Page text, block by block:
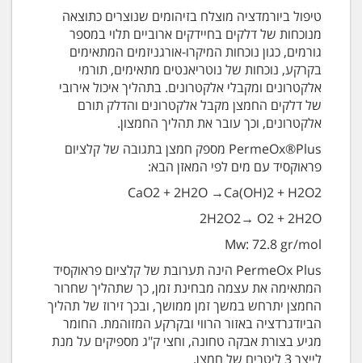
טיפול ביורמדציה מוצלח בזיהומים שנוצרים כתוצאה
מנוכחות של דלקים בחיידקים ארוביים תלוי במספר
גורמים, כגון נוכחות המיקרו-אורגניזמים המתאימים
בקרקע, נוכחות של נוטריאנטים מתאימים, תורמי
אלקטרונים ומקבלי אלקטרונים. בתהליך איכול אירובי
של דלקים החמצן מקבל אלקטרונים והדלק תורם
אלקטרונים, וכך עובר את תהליך החמצון.
PermeOx®Plus מספק חמצן בתגובה של קלציום
פראוקסיד עם מים לפי המאזן הבא:
CaO2 + 2H2O →Ca(OH)2 + H2O2
2H2O2→ O2 + 2H2O
Mw: 72.8 gr/mol
PermeOx Plus הינה תערובת של קלציום פראוקסיד
המתאימה את עצמה מבחינת זמן, כך שתהליך שחרור
החמצן יתרחש במשך זמן ממושך, ובכך זירוז של תהליך
הביודגרדציה באזור הרווי ובקרקע המזוהמת. החומר
מגיע בצורת אבקה טחונה, וחצי ק"ג מספיקים על מנת
לייצר 3 ליטרים של חמצן.